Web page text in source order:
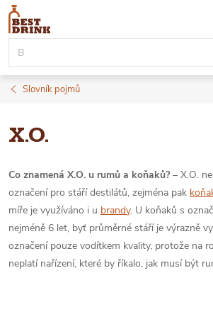
Přejít
obsah
Slovník pojmů
X.O.
Co znamená X.O. u rumů a koňaků?– X.O.
označení pro stáří destilátů, zejména pak
míře je využíváno i u brandy. U koňaků s
nejméně 6 let, byť průměrné stáří je výrazně
označení pouze vodítkem kvality, protože na
neplatí nařízení, které by říkalo, jak musí být